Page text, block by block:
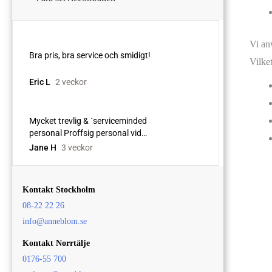
Kontakt Stockholm
08-22 22 26
info@anneblom.se
Kontakt Norrtälje
0176-55 700
Vi